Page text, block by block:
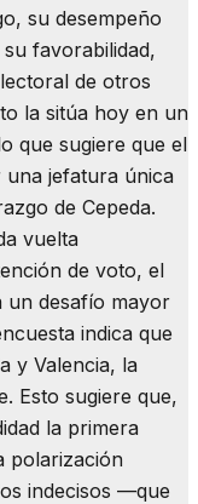
su desempeño
favorabilidad,
de otros
la sitúa hoy en un
que sugiere que el
una jefatura única
de Cepeda.
vuelta
de voto, el
un desafío mayor
indica que
y Valencia, la
Esto sugiere que,
la primera
polarización
indecisos —que